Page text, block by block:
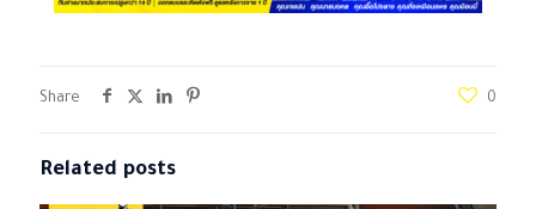
Share 0
Related posts